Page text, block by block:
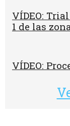
VÍDEO:
1 de las
VÍDEO: